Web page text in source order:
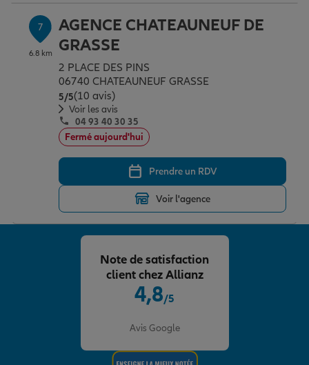
7
6.8 km
AGENCE CHATEAUNEUF DE
GRASSE
2 PLACE DES PINS
06740 CHATEAUNEUF GRASSE
5/5Note de 5 sur 5
(10 avis)
Voir les avis
04 93 40 30 35
Fermé aujourd'hui
Prendre un RDV
Voir l'agence
4,8/5
Avis Google
Note de satisfaction
client chez Allianz